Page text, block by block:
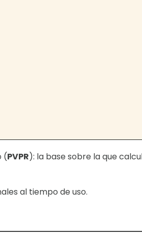
(PVPR): la base sobre la que
al tiempo de uso.